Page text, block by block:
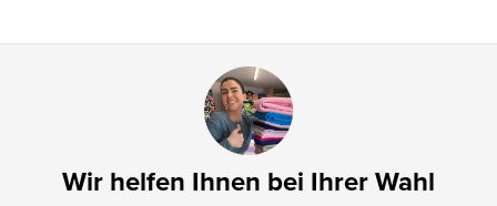
Wir helfen Ihnen bei Ihrer Wahl